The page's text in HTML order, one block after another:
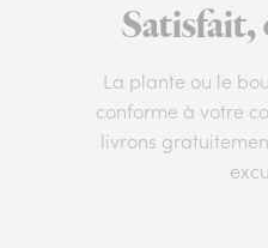
Satisfait,
La plante ou le
conforme à votre
livrons